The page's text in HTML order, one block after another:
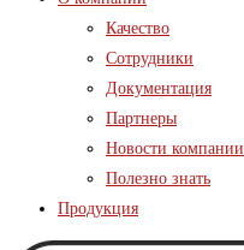
Качество
Сотрудники
Документация
Партнеры
Новости компании
Полезно знать
Продукция